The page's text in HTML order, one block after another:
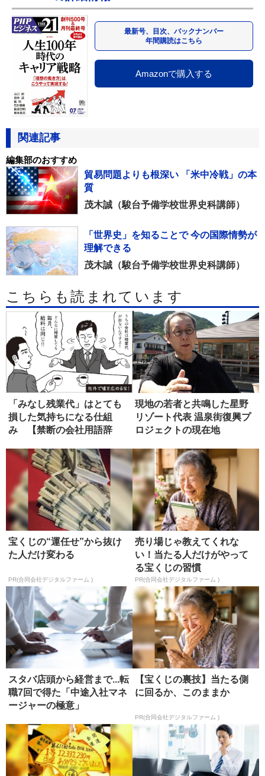
最新号、目次、バックナンバー
年間購読はこちら
Amazonで購入する
関連記事
編集部のおすすめ
貿易問題よりも根深い 「米中冷戦」の本
質
茂木誠（駿台予備学校世界史科講師）
「世界史」を知ることで 今の国際情勢が
理解できる
茂木誠（駿台予備学校世界史科講師）
こちらも読まれています
「みなし残業代」はとても
損した気持ちになる仕組
み 【禁断の会社用語辞
現地の若者と共鳴した星野
リゾート代表 温泉街復興プ
ロジェクトの現在地
宝くじの“運任せ”から抜け
た人だけ変わる
PR(合同会社デジタルファーム )
売り場じゃ教えてくれな
い！当たる人だけがやって
る宝くじの習慣
PR(合同会社デジタルファーム )
スタバ店頭から経営まで...転
職7回で得た「中途入社マネ
ージャーの極意」
【宝くじの裏技】当たる側
に回るか、このままか
PR(合同会社デジタルファーム )